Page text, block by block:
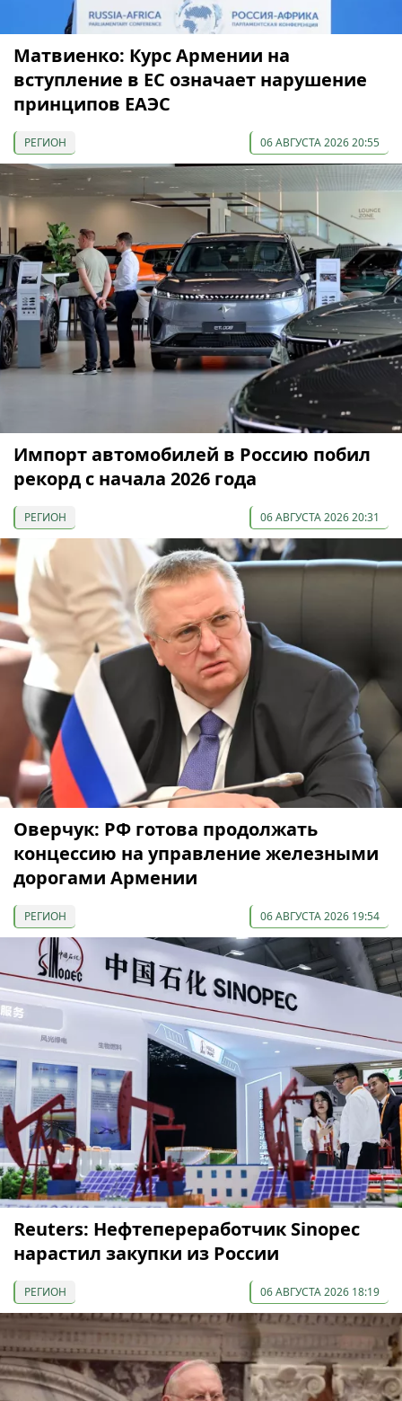
Матвиенко: Курс Армении на
вступление в ЕС означает нарушение
принципов ЕАЭС
РЕГИОН 06 АВГУСТА 2026 20:55
Импорт автомобилей в Россию побил
рекорд с начала 2026 года
РЕГИОН 06 АВГУСТА 2026 20:31
Оверчук: РФ готова продолжать
концессию на управление железными
дорогами Армении
РЕГИОН 06 АВГУСТА 2026 19:54
Reuters: Нефтепереработчик Sinopec
нарастил закупки из России
РЕГИОН 06 АВГУСТА 2026 18:19